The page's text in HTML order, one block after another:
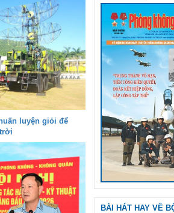
luyện giỏi để
BÀI HÁT HAY VỀ